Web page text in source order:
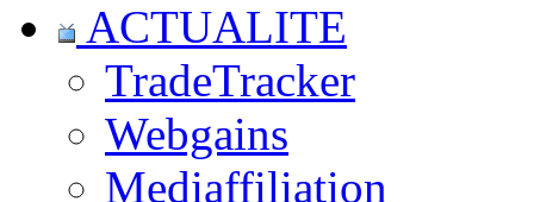
ACTUALITE
TradeTracker
Webgains
Mediaffiliation